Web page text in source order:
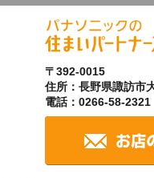
〒392-0015
住所：長野県諏訪市
電話：0266-58-